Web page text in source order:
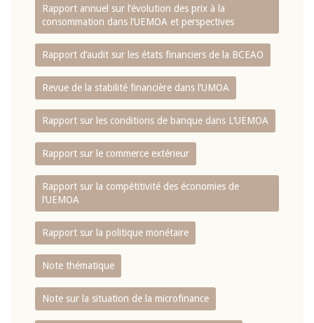
Rapport annuel sur l‘évolution des prix à la
consommation dans l‘UEMOA et perspectives
Rapport d‘audit sur les états financiers de la BCEAO
Revue de la stabilité financière dans l‘UMOA
Rapport sur les conditions de banque dans L‘UEMOA
Rapport sur le commerce extérieur
Rapport sur la compétitivité des économies de
l‘UEMOA
Rapport sur la politique monétaire
Note thématique
Note sur la situation de la microfinance